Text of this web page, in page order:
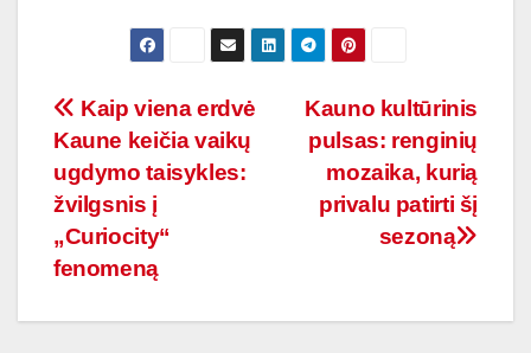
Navigacija
tarp
įrašų
Kauno kultūrinis
pulsas: renginių
mozaika, kurią
privalu patirti šį
sezoną
Kaip viena erdvė
Kaune keičia vaikų
ugdymo taisykles:
žvilgsnis į
„Curiocity“
fenomeną